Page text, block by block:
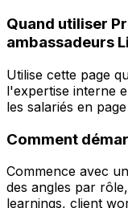
Quand utiliser
ambassadeurs
Utilise cette page
l'expertise interne
les salariés en
Comment
Commence avec
des angles par
learnings, client